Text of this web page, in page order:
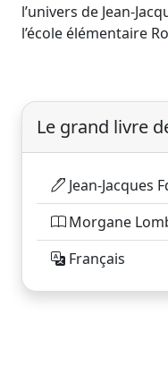
l’univers de Jean-
l’école élémentaire
Le grand livre
Jean-Jacques
Morgane
Français